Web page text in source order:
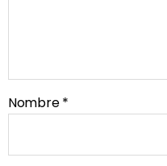
Nombre*